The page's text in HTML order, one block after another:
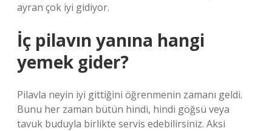
ayran çok iyi gidiyor.
İç pilavın yanına hangi
yemek gider?
Pilavla neyin iyi gittiğini öğrenmenin zamanı geldi.
Bunu her zaman bütün hindi, hindi göğsü veya
tavuk buduyla birlikte servis edebilirsiniz. Aksi